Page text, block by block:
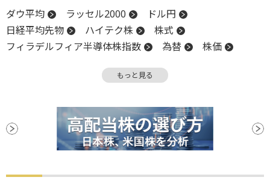
ダウ平均 ラッセル2000
ドル円
日経平均先物
ハイテク株
株式
フィラデルフィア半導体株指数
為替
株価
米国株 NASDAQ
もっと見る